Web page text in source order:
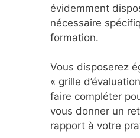
évidemment
nécessaire
formation.
Vous disposerez
« grille
faire compléter
vous donner un
rapport à votre